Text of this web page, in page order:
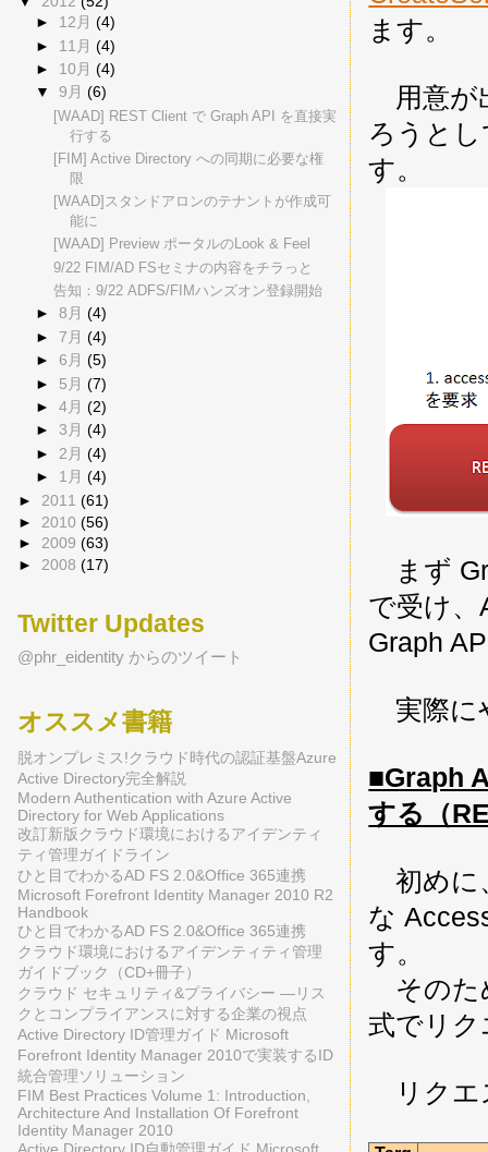
ます。
用意が
ろうと
す。
まず
で受け、
Graph
実際に
■Graph
する（
初めに
な
す。
そのた
式でリ
リクエ
► 12月(4)
► 11月(4)
► 10月(4)
▼9月(6)
[WAAD] REST Client で Graph API を直接実
行する
[FIM] Active Directory への同期に必要な権
限
[WAAD]スタンドアロンのテナントが作成可
能に
[WAAD] Preview ポータルのLook & Feel
9/22 FIM/AD FSセミナの内容をチラっと
告知：9/22 ADFS/FIMハンズオン登録開始
►8月(4)
►7月(4)
►6月(5)
► 5月(7)
►4月(2)
► 3月(4)
► 2月(4)
► 1月(4)
► 2011 (61)
► 2010 (56)
► 2009 (63)
► 2008 (17)
Twitter Updates
@phr_eidentity からのツイート
オススメ書籍
脱オンプレミス!クラウド時代の認証基盤Azure
Active Directory完全解説
Modern Authentication with Azure Active
Directory for Web Applications
改訂新版クラウド環境におけるアイデンティ
ティ管理ガイドライン
ひと目でわかるAD FS 2.0&Office 365連携
Microsoft Forefront Identity Manager 2010 R2
Handbook
ひと目でわかるAD FS 2.0&Office 365連携
クラウド環境におけるアイデンティティ管理
ガイドブック（CD+冊子）
クラウド セキュリティ&プライバシー ―リス
クとコンプライアンスに対する企業の視点
Active Directory ID管理ガイド Microsoft
Forefront Identity Manager 2010で実装するID
統合管理ソリューション
FIM Best Practices Volume 1: Introduction,
Architecture And Installation Of Forefront
Identity Manager 2010